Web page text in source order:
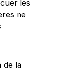
les
ne
de la